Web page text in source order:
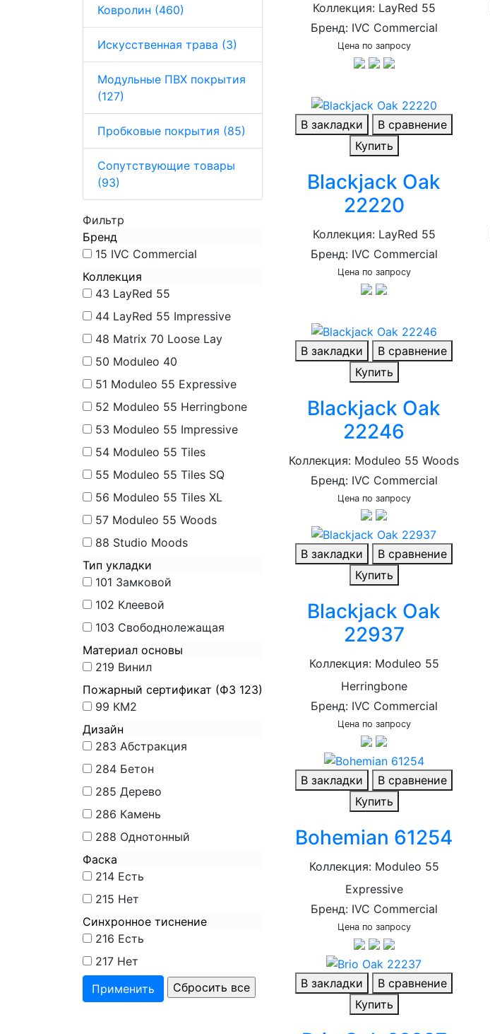
Ковролин (460)
Искусственная трава (3)
Модульные ПВХ покрытия
(127)
Пробковые покрытия (85)
Сопутствующие товары
(93)
Фильтр
Бренд
15 IVC Commercial
Коллекция
43 LayRed 55
44 LayRed 55 Impressive
48 Matrix 70 Loose Lay
50 Moduleo 40
51 Moduleo 55 Expressive
52 Moduleo 55 Herringbone
53 Moduleo 55 Impressive
54 Moduleo 55 Tiles
55 Moduleo 55 Tiles SQ
56 Moduleo 55 Tiles XL
57 Moduleo 55 Woods
88 Studio Moods
Тип укладки
101 Замковой
102 Клеевой
103 Свободнолежащая
Материал основы
219 Винил
Пожарный сертификат (ФЗ 123)
99 КМ2
Дизайн
283 Абстракция
284 Бетон
285 Дерево
286 Камень
288 Однотонный
Фаска
214 Есть
215 Нет
Синхронное тиснение
216 Есть
217 Нет
Коллекция: LayRed 55
Бренд: IVC Commercial
Цена по запросу
В закладки
В сравнение
Купить
Blackjack Oak
22220
Коллекция: LayRed 55
Бренд: IVC Commercial
Цена по запросу
В закладки
В сравнение
Купить
Blackjack Oak
22246
Коллекция: Moduleo 55 Woods
Бренд: IVC Commercial
Цена по запросу
В закладки
В сравнение
Купить
Blackjack Oak
22937
Коллекция: Moduleo 55
Herringbone
Бренд: IVC Commercial
Цена по запросу
В закладки
В сравнение
Купить
Bohemian 61254
Коллекция: Moduleo 55
Expressive
Бренд: IVC Commercial
Цена по запросу
В закладки
В сравнение
Купить